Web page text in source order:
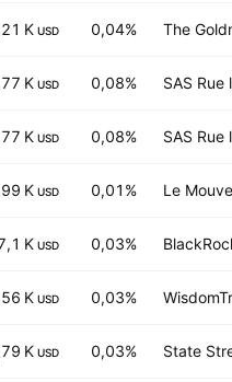
K USD 0,04% The
K USD 0,08% SAS Rue
K USD 0,08% SAS Rue
K USD 0,01% Le
K USD 0,03%
K USD 0,03%
K USD 0,03% State